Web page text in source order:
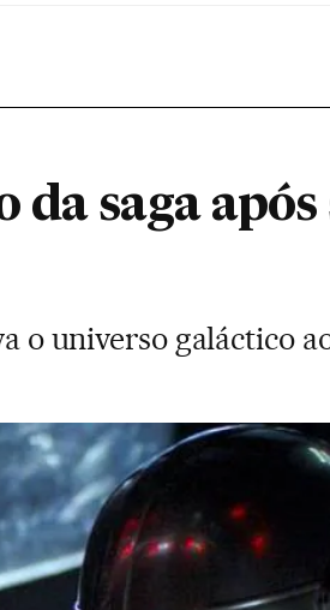
da saga
o universo galáctico